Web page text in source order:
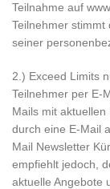
Teilnahme auf
Teilnehmer stimmt
seiner
2.) Exceed Limits
Teilnehmer per E-
Mails mit
durch eine E-Mail
Mail Newsletter
empfiehlt jedoch,
aktuelle Angebote